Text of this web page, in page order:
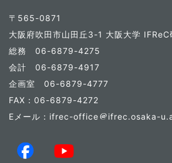
〒565-0871
大阪府吹田市山田丘3-1 大阪大学 IFReC
総務 06-6879-4275
会計 06-6879-4917
企画室 06-6879-4777
FAX：06-6879-4272
Eメール：ifrec-office
ifrec.osaka-